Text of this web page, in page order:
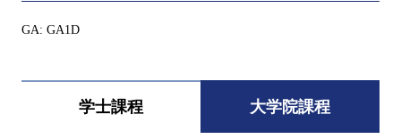
GA: GA1D
学士課程 大学院課程